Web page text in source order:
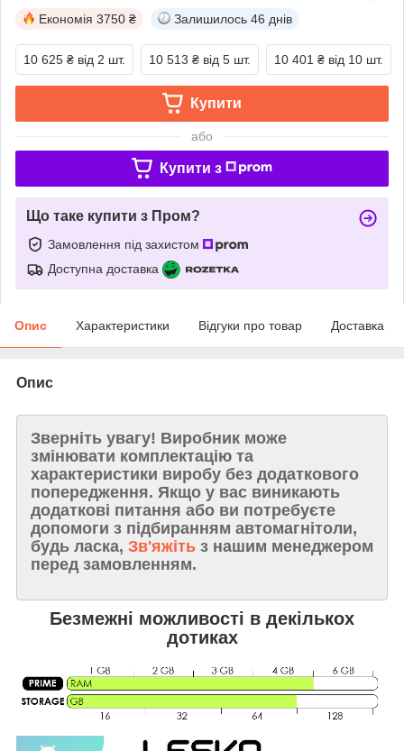
Економія 3750 ₴ Залишилось 46 днів
10 625 ₴ від 2 шт. 10 513 ₴ від 5 шт. 10 401 ₴ від 10 шт.
Купити
або
Купити з
Що таке купити з Пром?
Замовлення під захистом
Доступна доставка
Опис Характеристики Відгуки про товар Доставка
Опис
Зверніть увагу! Виробник може
змінювати комплектацію та
характеристики виробу без додаткового
попередження. Якщо у вас виникають
додаткові питання або ви потребуєте
допомоги з підбиранням автомагнітоли,
будь ласка, Зв'яжіть з нашим менеджером
перед замовленням.
Безмежні можливості в декількох
дотиках